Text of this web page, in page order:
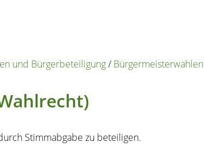
und Bürgerbeteiligung/Bürgermeisterwahlen
Stimmabgabe zu beteiligen.